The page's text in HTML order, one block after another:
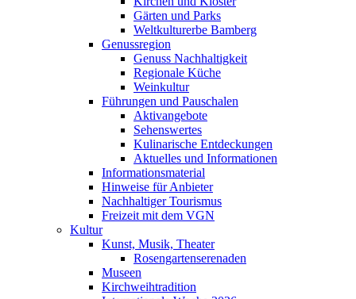
Gärten und Parks
Weltkulturerbe Bamberg
Genussregion
Genuss Nachhaltigkeit
Regionale Küche
Weinkultur
Führungen und Pauschalen
Aktivangebote
Sehenswertes
Kulinarische Entdeckungen
Aktuelles und Informationen
Informationsmaterial
Hinweise für Anbieter
Nachhaltiger Tourismus
Freizeit mit dem VGN
Kultur
Kunst, Musik, Theater
Rosengartenserenaden
Museen
Kirchweihtradition